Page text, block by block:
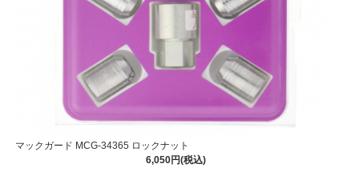
マックガード MCG-34365 ロックナット
6,050円(税込)